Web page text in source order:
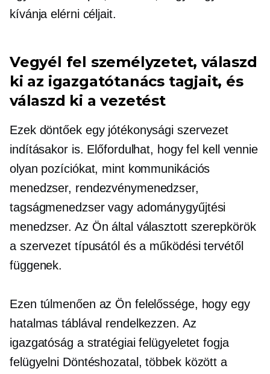
kívánja elérni céljait.
Vegyél fel személyzetet, válaszd
ki az igazgatótanács tagjait, és
válaszd ki a vezetést
Ezek döntőek egy jótékonysági szervezet
indításakor is. Előfordulhat, hogy fel kell vennie
olyan pozíciókat, mint kommunikációs
menedzser, rendezvénymenedzser,
tagságmenedzser vagy adománygyűjtési
menedzser. Az Ön által választott szerepkörök
a szervezet típusától és a működési tervétől
függenek.
Ezen túlmenően az Ön felelőssége, hogy egy
hatalmas táblával rendelkezzen. Az
igazgatóság a stratégiai felügyeletet fogja
felügyelni Döntéshozatal, többek között a